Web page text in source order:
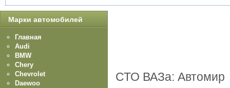
СТО ВАЗа: Автомир
Марки автомобилей
Главная
Audi
BMW
Chery
Chevrolet
Daewoo